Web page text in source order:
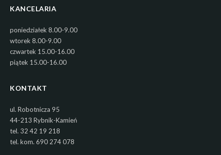
KANCELARIA
poniedziałek 8.00-9.00
wtorek 8.00-9.00
czwartek 15.00-16.00
piątek 15.00-16.00
KONTAKT
ul. Robotnicza 95
44-213 Rybnik-Kamień
tel. 32 42 19 218
tel. kom. 690 274 078